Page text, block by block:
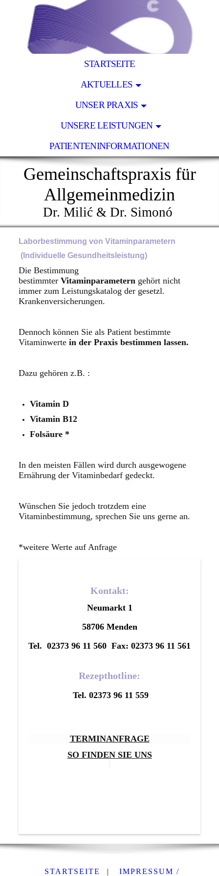
STARTSEITE
AKTUELLES
UNSER PRAXIS
UNSERE LEISTUNGEN
PATIENTENINFORMATIONEN
Gemeinschaftspraxis für
Allgemeinmedizin
Dr. Milić & Dr. Simonó
Laborbestimmung von Vitaminparametern
(Individuelle Gesundheitsleistung)
Die Bestimmung
bestimmterVitaminparameterngehört nicht
immer zum Leistungskatalog der gesetzl.
Krankenversicherungen.
Dennoch können Sie als Patient bestimmte
Vitaminwerte in der Praxis bestimmen lassen.
Dazu gehören z.B. :
Vitamin D
Vitamin B12
Folsäure *
In den meisten Fällen wird durch ausgewogene
Ernährung der Vitaminbedarf gedeckt.
Wünschen Sie jedoch trotzdem eine
Vitaminbestimmung, sprechen Sie uns gerne an.
*weitere Werte auf Anfrage
Kontakt:
Neumarkt 1
58706 Menden
Tel. 02373 96 11 560 Fax: 02373 96 11 561
Rezepthotline:
Tel. 02373 96 11 559
TERMINANFRAGE
SO FINDEN SIE UNS
STARTSEITE | IMPRESSUM /